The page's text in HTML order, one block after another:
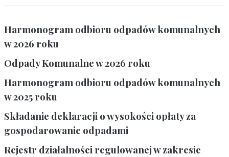
Harmonogram odbioru odpadów komunalnych
w 2026 roku
Odpady Komunalne w 2026 roku
Harmonogram odbioru odpadów komunalnych
w 2025 roku
Składanie deklaracji o wysokości opłaty za
gospodarowanie odpadami
Rejestr działalności regulowanej w zakresie